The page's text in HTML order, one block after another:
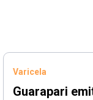
Varicela
Guarapari